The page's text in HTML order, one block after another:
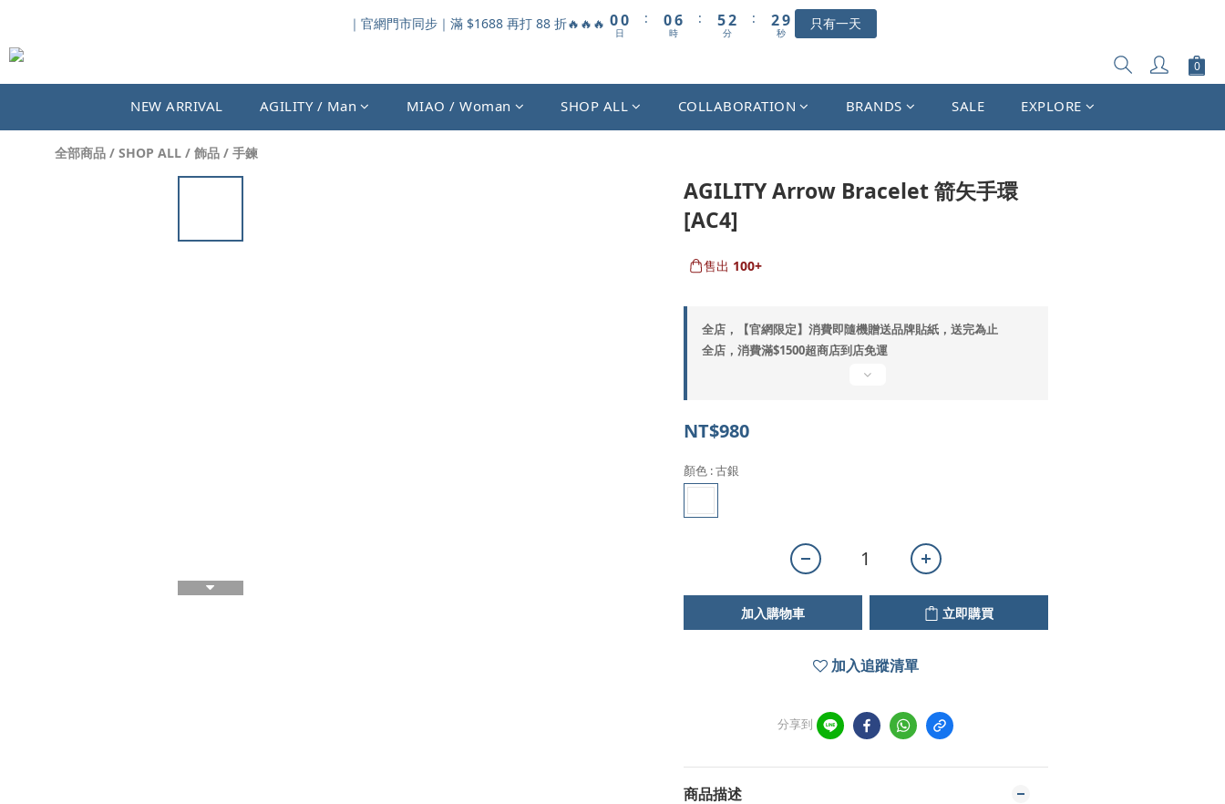
｜官網門市同步｜滿 $1688 再打 88 折🔥🔥🔥 00
日
:
06
5
3
2
時
:
5
4
2
1
2
1
分
:
2
1
9
8
6
5
0
秒
只有一天
NEW ARRIVAL AGILITY / Man MIAO / Woman SHOP ALL COLLABORATION BRANDS SALE EXPLORE
全部商品 / SHOP ALL / 飾品 / 手鍊
AGILITY Arrow Bracelet 箭矢手環
[AC4]
售出 100+
全店，【官網限定】消費即隨機贈送品牌貼紙，送完為止
全店，消費滿$1500超商店到店免運
NT$980
顏色 : 古銀
加入購物車 立即購買
加入追蹤清單
分享到
商品描述